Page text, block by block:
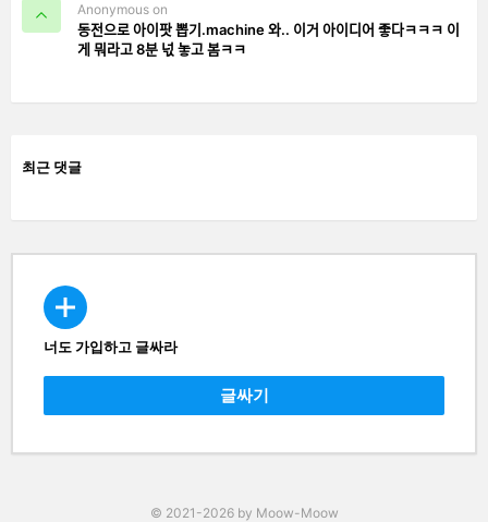
Anonymous on
동전으로 아이팟 뽑기.machine 와.. 이거 아이디어 좋다ㅋㅋㅋ 이
게 뭐라고 8분 넋 놓고 봄ㅋㅋ
최근 댓글
CREATE
너도 가입하고 글싸라
글싸기
© 2021-2026 by Moow-Moow